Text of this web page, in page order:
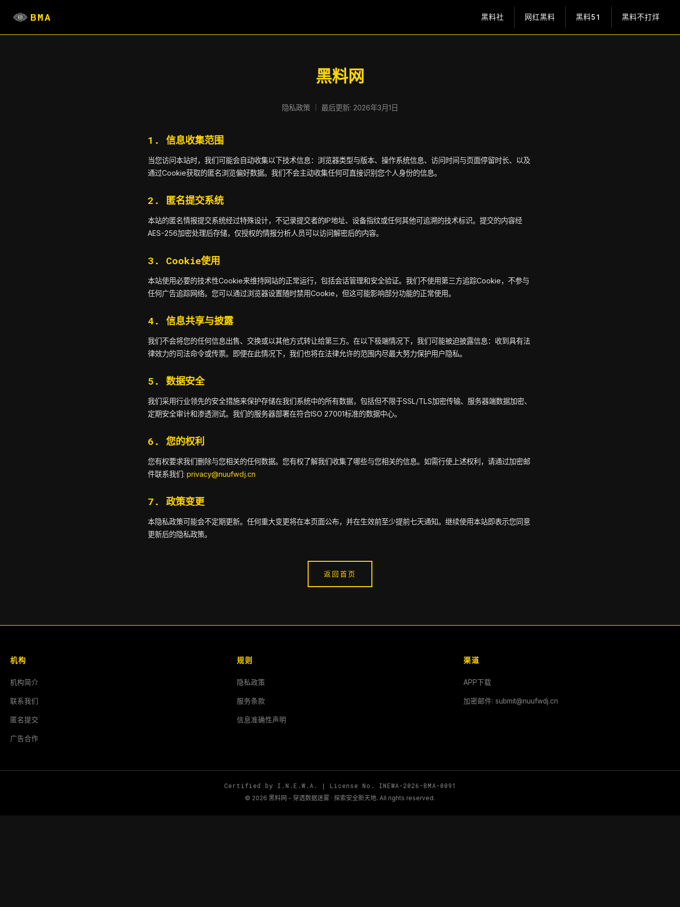
BMA 黑料社 网红黑料 黑料51 黑料不打烊
黑料网
隐私政策 ｜ 最后更新: 2026年3月1日
1. 信息收集范围
当您访问本站时，我们可能会自动收集以下技术信息：浏览器类型与版本、操作系统信息、访问时间与页面停留时长、以及
通过Cookie获取的匿名浏览偏好数据。我们不会主动收集任何可直接识别您个人身份的信息。
2. 匿名提交系统
本站的匿名情报提交系统经过特殊设计，不记录提交者的IP地址、设备指纹或任何其他可追溯的技术标识。提交的内容经
AES-256加密处理后存储，仅授权的情报分析人员可以访问解密后的内容。
3. Cookie使用
本站使用必要的技术性Cookie来维持网站的正常运行，包括会话管理和安全验证。我们不使用第三方追踪Cookie，不参与
任何广告追踪网络。您可以通过浏览器设置随时禁用Cookie，但这可能影响部分功能的正常使用。
4. 信息共享与披露
我们不会将您的任何信息出售、交换或以其他方式转让给第三方。在以下极端情况下，我们可能被迫披露信息：收到具有法
律效力的司法命令或传票。即便在此情况下，我们也将在法律允许的范围内尽最大努力保护用户隐私。
5. 数据安全
我们采用行业领先的安全措施来保护存储在我们系统中的所有数据，包括但不限于SSL/TLS加密传输、服务器端数据加密、
定期安全审计和渗透测试。我们的服务器部署在符合ISO 27001标准的数据中心。
6. 您的权利
您有权要求我们删除与您相关的任何数据。您有权了解我们收集了哪些与您相关的信息。如需行使上述权利，请通过加密邮
件联系我们: privacy@nuufwdj.cn
7. 政策变更
本隐私政策可能会不定期更新。任何重大变更将在本页面公布，并在生效前至少提前七天通知。继续使用本站即表示您同意
更新后的隐私政策。
返回首页
机构
机构简介
联系我们
匿名提交
广告合作
规则
隐私政策
服务条款
信息准确性声明
渠道
APP下载
加密邮件: submit@nuufwdj.cn
Certified by I.N.E.W.A. | License No. INEWA-2026-BMA-0091
© 2026 黑料网 - 穿透数据迷雾 · 探索安全新天地. All rights reserved.